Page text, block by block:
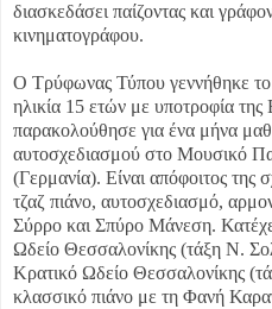
διασκεδάσει παίζοντας και
κινηματογράφου.
Ο Τρύφωνας Τύπου γεννήθηκε
ηλικία 15 ετών με υποτροφία
παρακολούθησε για ένα μήνα
αυτοσχεδιασμού στο Μουσικό
(Γερμανία). Είναι απόφοιτος
τζαζ πιάνο, αυτοσχεδιασμό,
Σύρρο και Σπύρο Μάνεση.
Ωδείο Θεσσαλονίκης (τάξη Ν.
Κρατικό Ωδείο Θεσσαλονίκης
κλασσικό πιάνο με τη Φανή